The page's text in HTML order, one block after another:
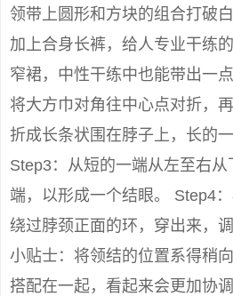
领带上圆形和方块的组合打破
加上合身长裤，给人专业干练
窄裙，中性干练中也能带出一
将大方巾对角往中心点对折，
折成长条状围在脖子上，长的
Step3：从短的一端从左至右
端，以形成一个结眼。 Step4
绕过脖颈正面的环，穿出来，
小贴士：将领结的位置系得稍
搭配在一起，看起来会更加协